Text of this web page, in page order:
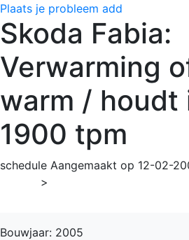
Plaats je probleem add
Skoda Fabia:
Verwarming
warm / houdt
1900 tpm
schedule Aangemaakt op 12-02-
>
Bouwjaar: 2005